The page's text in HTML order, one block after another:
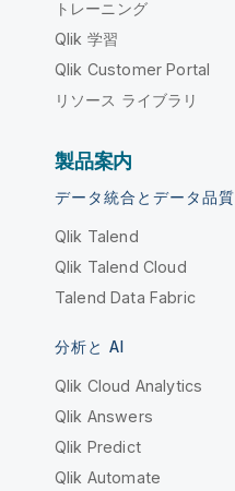
トレーニング
Qlik 学習
Qlik Customer Portal
リソース ライブラリ
製品案内
データ統合とデータ品質
Qlik Talend
Qlik Talend Cloud
Talend Data Fabric
分析と AI
Qlik Cloud Analytics
Qlik Answers
Qlik Predict
Qlik Automate